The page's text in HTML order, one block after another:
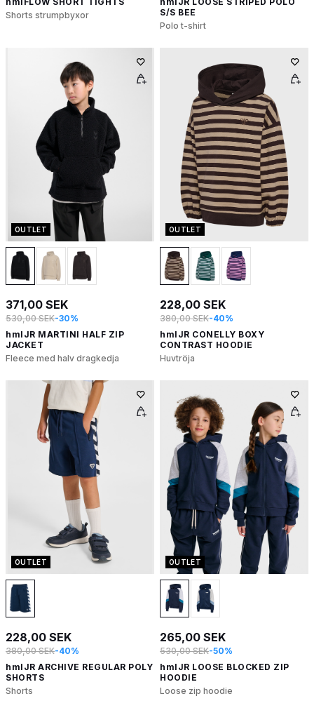
Shorts strumpbyxor
S/S BEE
Polo t-shirt
OUTLET
371,00 SEK
530,00 SEK-30%
hmlJR MARTINI HALF ZIP
JACKET
Fleece med halv dragkedja
OUTLET
228,00 SEK
380,00 SEK-40%
hmlJR CONELLY BOXY
CONTRAST HOODIE
Huvtröja
OUTLET
228,00 SEK
380,00 SEK-40%
hmlJR ARCHIVE REGULAR POLY
SHORTS
Shorts
OUTLET
265,00 SEK
530,00 SEK-50%
hmlJR LOOSE BLOCKED ZIP
HOODIE
Loose zip hoodie